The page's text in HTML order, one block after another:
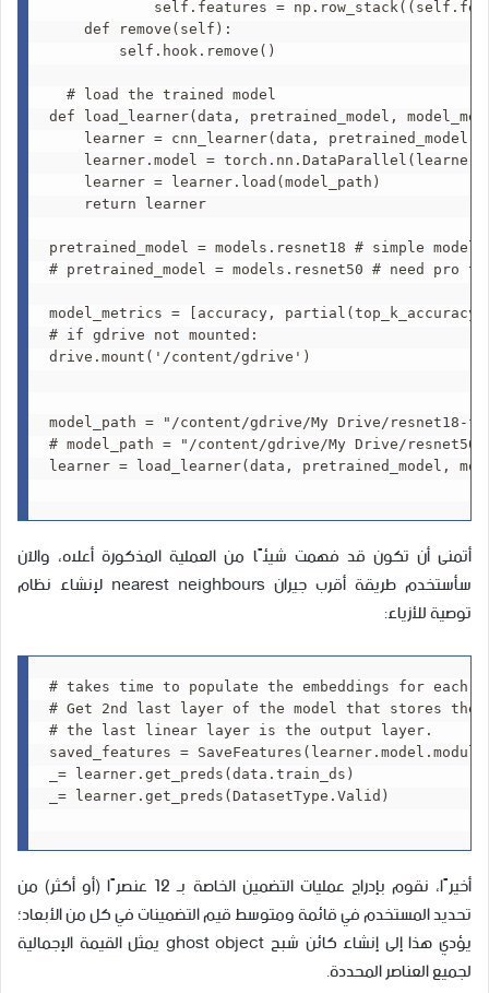
self.features =
    def remove(self):
        self.hook.remove()
  # load the trained model
def load_learner(data, pretrained_model,
learner = cnn_learner(data, pretrained_model,
learner.model =
    learner = learner.load(model_path)
    return learner
pretrained_model = models.resnet18 # simple
# pretrained_model = models.resnet50 # need pro
model_metrics = [accuracy,
# if gdrive not mounted:
drive.mount('/content/gdrive')
model_path = "/content/gdrive/My Drive/resnet18-
# model_path = "/content/gdrive/My Drive/
learner = load_learner(data, pretrained_model,
أتمنى أن تكون قد فهمت شيئًا من العملية المذكورة أعلاه، والآن
سأستخدم طريقة أقرب جيران nearest neighbours لإنشاء نظام
توصية للأزياء:
# takes time to populate the embeddings for each
# Get 2nd last layer of the model that stores the
# the last linear layer is the output layer.
saved_features =
_= learner.get_preds(data.train_ds)
_= learner.get_preds(DatasetType.Valid)
أخيرًا، نقوم بإدراج عمليات التضمين الخاصة بـ 12 عنصرًا (أو أكثر) من
تحديد المستخدم في قائمة ومتوسط قيم التضمينات في كل من الأبعاد؛
يؤدي هذا إلى إنشاء كائن شبح ghost object يمثل القيمة الإجمالية
لجميع العناصر المحددة.